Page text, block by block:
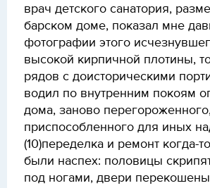
врач детского санатория,
барском доме, показал мне
фотографии этого
высокой кирпичной плотины,
рядов с доисторическими
водил по внутренним покоям
дома, заново
приспособленного для иных
(10)переделка и ремонт когда-
были наспех: половицы
под ногами, двери